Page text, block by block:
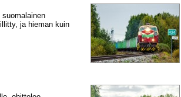
suomalainen
ja hieman kuin